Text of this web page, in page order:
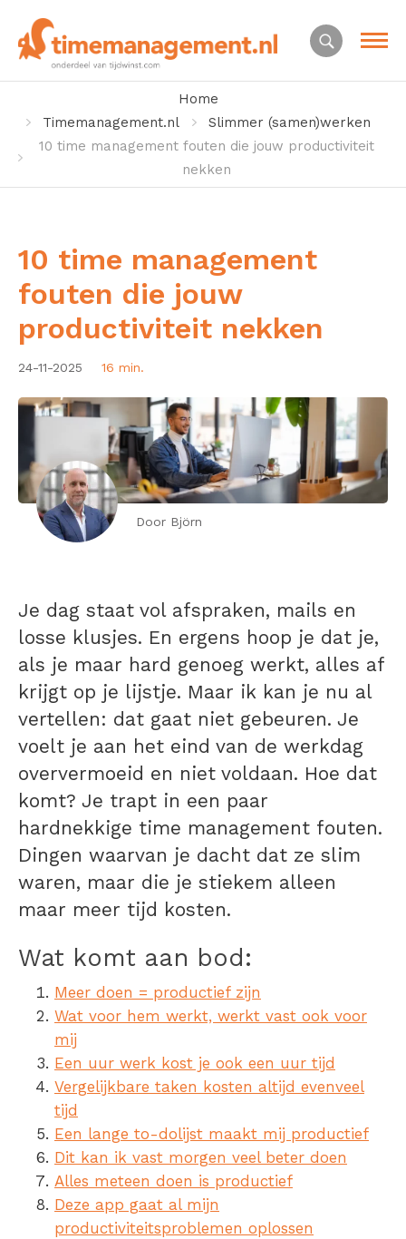
Home
Timemanagement.nl
Slimmer (samen)werken
10 time management fouten die jouw productiviteit
nekken
10 time management
fouten die jouw
productiviteit nekken
24-11-2025 16 min.
Door Björn
Je dag staat vol afspraken, mails en
losse klusjes. En ergens hoop je dat je,
als je maar hard genoeg werkt, alles af
krijgt op je lijstje. Maar ik kan je nu al
vertellen: dat gaat niet gebeuren. Je
voelt je aan het eind van de werkdag
oververmoeid en niet voldaan. Hoe dat
komt? Je trapt in een paar
hardnekkige time management fouten.
Dingen waarvan je dacht dat ze slim
waren, maar die je stiekem alleen
maar meer tijd kosten.
Wat komt aan bod:
Meer doen = productief zijn
Wat voor hem werkt, werkt vast ook voor
mij
Een uur werk kost je ook een uur tijd
Vergelijkbare taken kosten altijd evenveel
tijd
Een lange to-dolijst maakt mij productief
Dit kan ik vast morgen veel beter doen
Alles meteen doen is productief
Deze app gaat al mijn
productiviteitsproblemen oplossen